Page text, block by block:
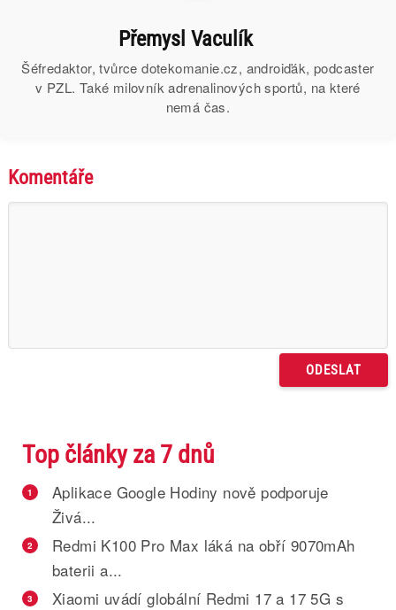
Přemysl Vaculík
Šéfredaktor, tvůrce dotekomanie.cz, androiďák, podcaster
v PZL. Také milovník adrenalinových sportů, na které
nemá čas.
Komentáře
Top články za 7 dnů
1
Aplikace Google Hodiny nově podporuje
Živá...
2
Redmi K100 Pro Max láká na obří 9070mAh
baterii a...
3
Xiaomi uvádí globální Redmi 17 a 17 5G s